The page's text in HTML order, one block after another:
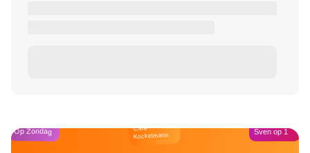
Op Zondag Café
Kockelmann Sven op 1